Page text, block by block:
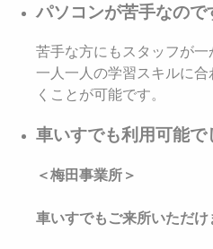
パソコンが苦手なので
苦手な方にもスタッフが一
一人一人の学習スキルに
くことが可能です。
車いすでも利用可能で
＜梅田事業所＞
車いすでもご来所いただけ